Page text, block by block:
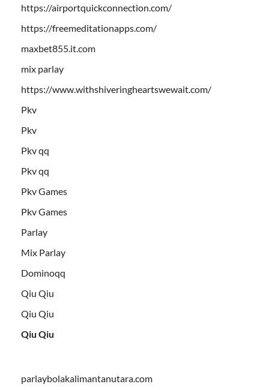
https://airportquickconnection.com/
https://freemeditationapps.com/
maxbet855.it.com
mix parlay
https://www.withshiveringheartswewait.com/
Pkv
Pkv
Pkv qq
Pkv qq
Pkv Games
Pkv Games
Parlay
Mix Parlay
Dominoqq
Qiu Qiu
Qiu Qiu
Qiu Qiu
parlaybolakalimantanutara.com